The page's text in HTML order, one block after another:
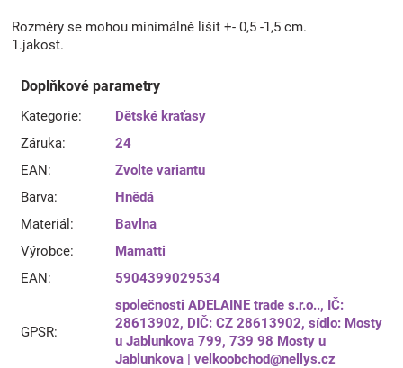
Rozměry se mohou minimálně lišit +- 0,5 -1,5 cm.
1.jakost.
Doplňkové parametry
Kategorie:
Dětské kraťasy
Záruka:
24
EAN:
Zvolte variantu
Barva:
Hnědá
Materiál :
Bavlna
Výrobce:
Mamatti
EAN: 5904399029534
GPSR:
společnosti ADELAINE trade s.r.o.., IČ:
28613902, DIČ: CZ 28613902, sídlo: Mosty
u Jablunkova 799, 739 98 Mosty u
Jablunkova | velkoobchod@nellys.cz